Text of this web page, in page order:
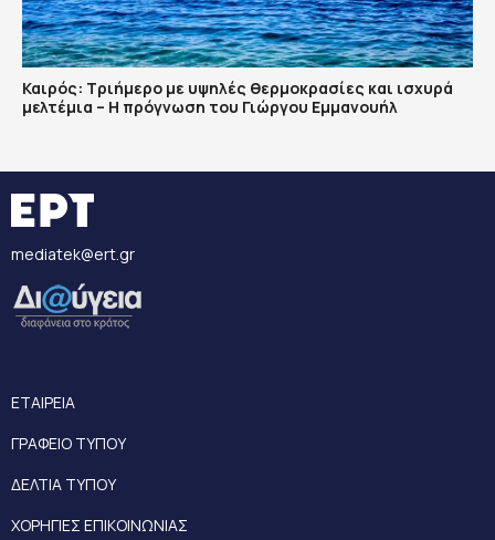
Καιρός: Τριήμερο με υψηλές θερμοκρασίες και ισχυρά
μελτέμια – Η πρόγνωση του Γιώργου Εμμανουήλ
mediatek@ert.gr
ΕΤΑΙΡΕΙΑ
ΓΡΑΦΕΙΟ ΤΥΠΟΥ
ΔΕΛΤΙΑ ΤΥΠΟΥ
ΧΟΡΗΓΙΕΣ ΕΠΙΚΟΙΝΩΝΙΑΣ